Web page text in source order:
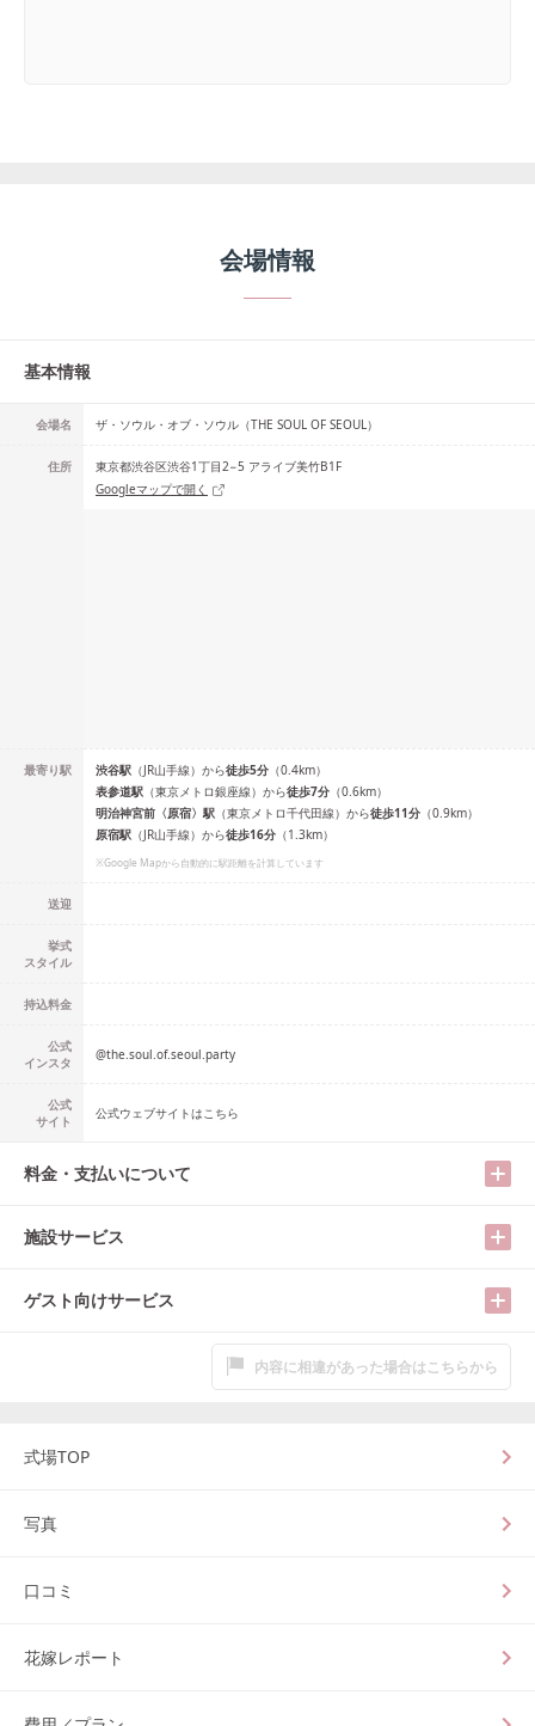
会場情報
基本情報
会場名 ザ・ソウル・オブ・ソウル（THE SOUL OF SEOUL）
住所
東京都渋谷区渋谷1丁目2−5 アライブ美竹B1F
Googleマップで開く
最寄り駅 渋谷駅 （JR山手線） から徒歩5分 （0.4km）
表参道駅 （東京メトロ銀座線） から徒歩7分 （0.6km）
明治神宮前〈原宿〉 駅 （東京メトロ千代田線） から徒歩11分 （0.9km）
原宿駅 （JR山手線） から徒歩16分 （1.3km）
※Google Mapから自動的に駅距離を計算しています
送迎
挙式
スタイル
持込料金
公式
インスタ
@the.soul.of.seoul.party
公式
サイト
公式ウェブサイトはこちら
料金・支払いについて
施設サービス
ゲスト向けサービス
内容に相違があった場合はこちらから
式場TOP
写真
口コミ
花嫁レポート